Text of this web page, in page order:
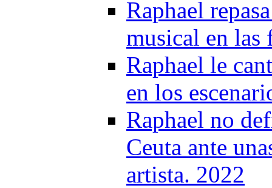
Raphael
musical en las
Raphael le
en los
Raphael no
Ceuta ante
artista. 2022